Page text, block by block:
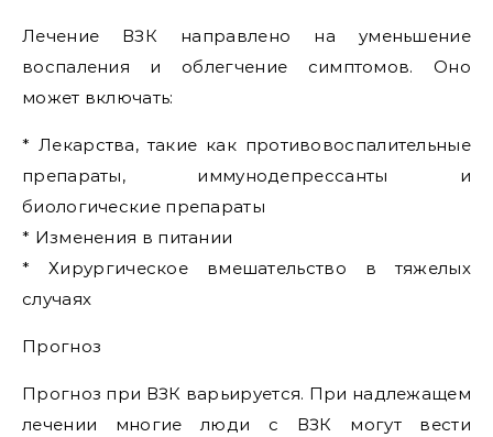
Лечение ВЗК направлено на уменьшение
воспаления и облегчение симптомов. Оно
может включать:
* Лекарства, такие как противовоспалительные
препараты, иммунодепрессанты и
биологические препараты
* Изменения в питании
* Хирургическое вмешательство в тяжелых
случаях
Прогноз
Прогноз при ВЗК варьируется. При надлежащем
лечении многие люди с ВЗК могут вести